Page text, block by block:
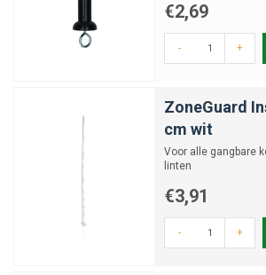
€2,69
- +
ZoneGuard
cm wit
Voor alle gangbare
linten
€3,91
- +